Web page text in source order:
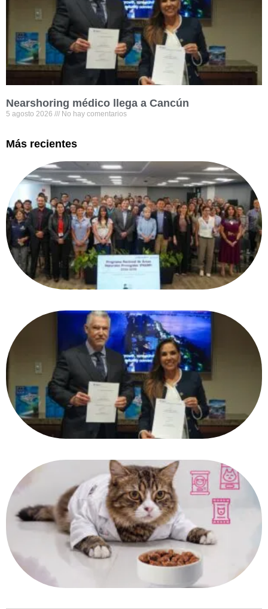
Nearshoring médico llega a Cancún
5 agosto 2026 No hay comentarios
Más recientes